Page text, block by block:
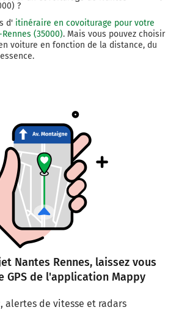
?
d' itinéraire en covoiturage pour votre
(35000). Mais vous pouvez choisir
voiture en fonction de la distance, du
Nantes Rennes, laissez vous
GPS de l'application Mappy
alertes de vitesse et radars